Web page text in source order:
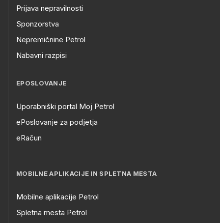
Prijava nepravilnosti
Sponzorstva
Nepremičnine Petrol
Nabavni razpisi
EPOSLOVANJE
Uporabniški portal Moj Petrol
ePoslovanje za podjetja
eRačun
MOBILNE APLIKACIJE IN SPLETNA MESTA
Mobilne aplikacije Petrol
Spletna mesta Petrol